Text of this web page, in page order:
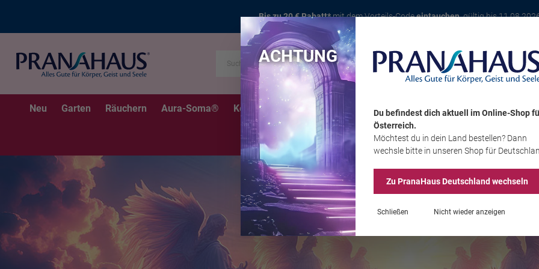
Bis zu 20 € Rabatt*mit dem Vorteils-Codeeintauchen, gültig bis
Karte
Neu Garten Räuchern Aura-Soma® Kerzen Schmuck Edelsteine Wohnambiente
Sale
ACHTUNG
Du befindest dich aktuell im Online-Shop
Österreich.
Möchtest du in dein Land bestellen? Dann
wechsle bitte in unseren Shop für
Zu PranaHausDeutschland wechseln
Schließen Nicht wieder anzeigen